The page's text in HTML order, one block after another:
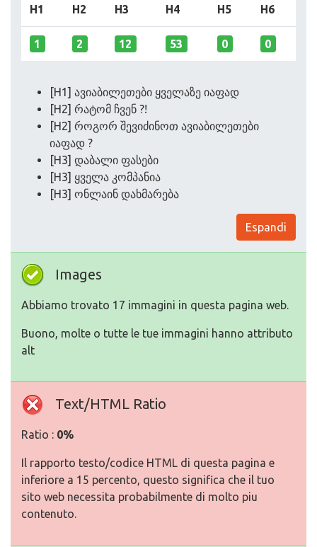
H1 H2 H3 H4 H5 H6
1 2 12 53 0 0
[H1] ავიაბილეთები ყველაზე იაფად
[H2] რატომ ჩვენ ?!
[H2] როგორ შევიძინოთ ავიაბილეთები
იაფად ?
[H3] დაბალი ფასები
[H3] ყველა კომპანია
[H3] ონლაინ დახმარება
Espandi
Images
Abbiamo trovato 17 immagini in questa pagina web.
Buono, molte o tutte le tue immagini hanno attributo
alt
Text/HTML Ratio
Ratio : 0%
Il rapporto testo/codice HTML di questa pagina e
inferiore a 15 percento, questo significa che il tuo
sito web necessita probabilmente di molto piu
contenuto.